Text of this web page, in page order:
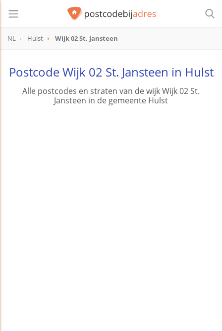
NL Hulst Wijk 02 St. Jansteen
Postcode Wijk 02 St. Jansteen in Hulst
Alle postcodes en straten van de wijk Wijk 02 St.
Jansteen in de gemeente Hulst